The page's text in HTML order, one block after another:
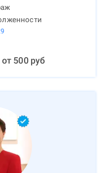
500руб